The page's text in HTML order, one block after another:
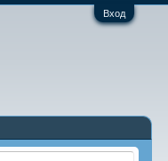
Вход